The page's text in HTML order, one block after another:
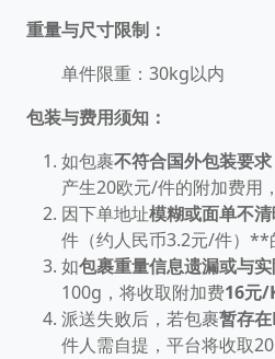
重量与尺寸限制：
单件限重：30kg以内
包装与费用须知：
如包裹不符合国外包装要求
产生20欧元/件的附加费用
因下单地址模糊或面单不
件（约人民币3.2元/件）**
如包裹重量信息遗漏或与
100g，将收取附加费16元/
派送失败后，若包裹暂存
件人需自提，平台将收取